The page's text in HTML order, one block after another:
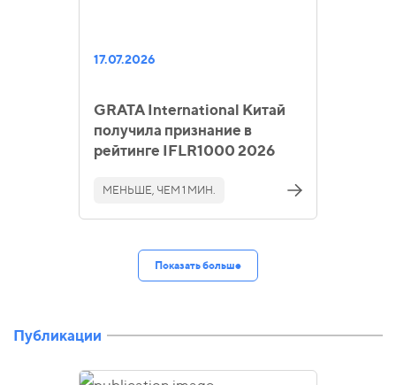
17.07.2026
GRATA International Китай
получила признание в
рейтинге IFLR1000 2026
МЕНЬШЕ, ЧЕМ 1 МИН.
Показать больше
Публикации